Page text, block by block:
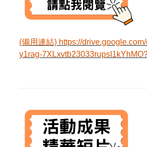
(備用連結) https://
y1rag-